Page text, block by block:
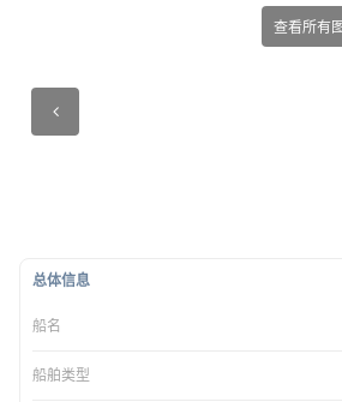
总体信息
船名
船舶类型
查看所有